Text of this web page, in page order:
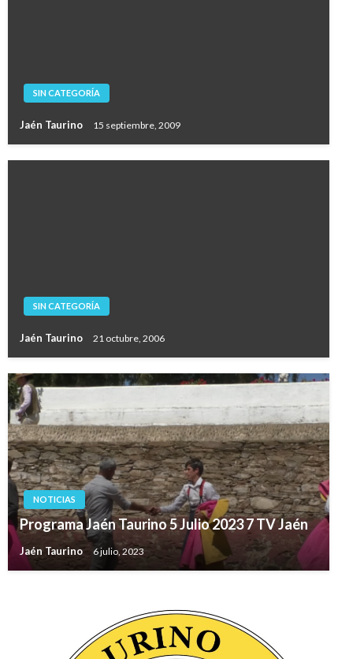
SIN CATEGORÍA
Jaén Taurino 15 septiembre, 2009
SIN CATEGORÍA
Jaén Taurino 21 octubre, 2006
NOTICIAS
Programa Jaén Taurino 5 Julio 2023 7 TV Jaén
Jaén Taurino 6 julio, 2023